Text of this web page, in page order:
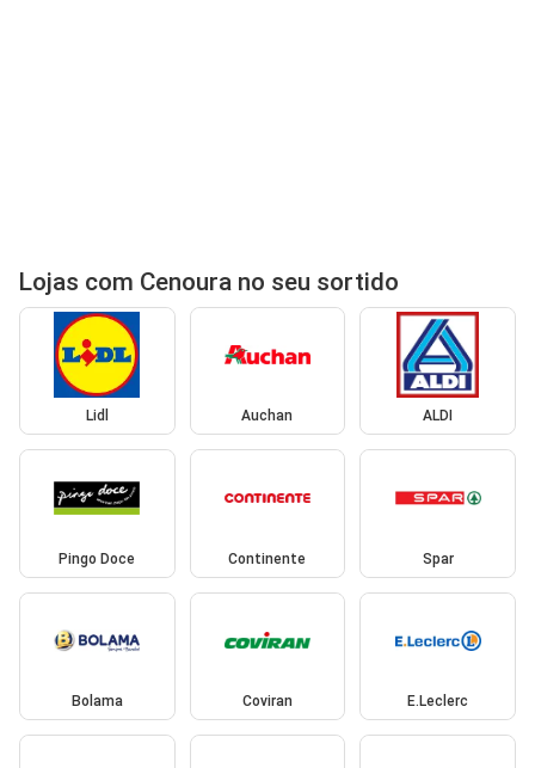
Lojas com Cenoura no seu sortido
Lidl Auchan ALDI
Pingo Doce Continente Spar
Bolama Coviran E.Leclerc